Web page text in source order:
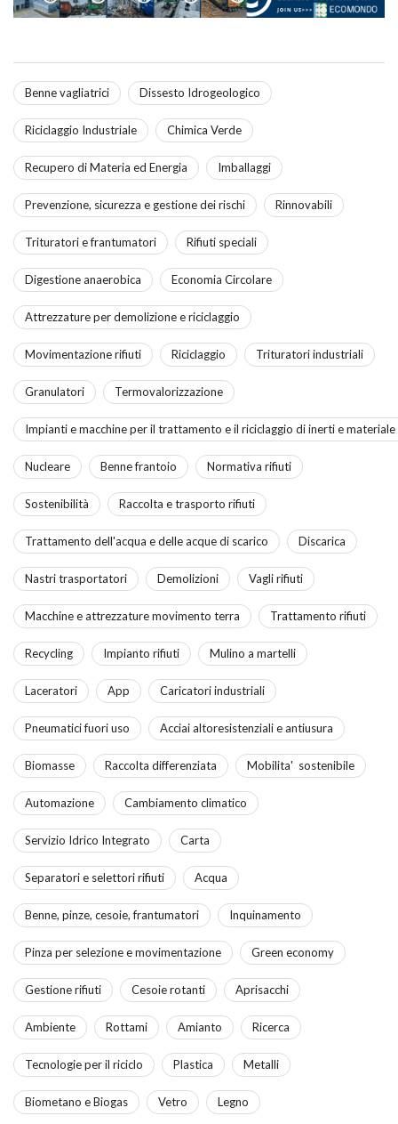
Benne vagliatrici Dissesto Idrogeologico
Riciclaggio Industriale Chimica Verde
Recupero di Materia ed Energia Imballaggi
Prevenzione, sicurezza e gestione dei rischi Rinnovabili
Trituratori e frantumatori Rifiuti speciali
Digestione anaerobica Economia Circolare
Attrezzature per demolizione e riciclaggio
Movimentazione rifiuti Riciclaggio Trituratori industriali
Granulatori Termovalorizzazione
Impianti e macchine per il trattamento e il riciclaggio di inerti e
Nucleare Benne frantoio Normativa rifiuti
Sostenibilità Raccolta e trasporto rifiuti
Trattamento dell'acqua e delle acque di scarico Discarica
Nastri trasportatori Demolizioni Vagli rifiuti
Macchine e attrezzature movimento terra Trattamento rifiuti
Recycling Impianto rifiuti Mulino a martelli
Laceratori App Caricatori industriali
Pneumatici fuori uso Acciai altoresistenziali e antiusura
Biomasse Raccolta differenziata Mobilita' sostenibile
Automazione Cambiamento climatico
Servizio Idrico Integrato Carta
Separatori e selettori rifiuti Acqua
Benne, pinze, cesoie, frantumatori Inquinamento
Pinza per selezione e movimentazione Green economy
Gestione rifiuti Cesoie rotanti Aprisacchi
Ambiente Rottami Amianto Ricerca
Tecnologie per il riciclo Plastica Metalli
Biometano e Biogas Vetro Legno